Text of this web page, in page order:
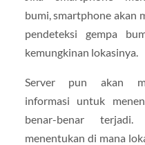
bumi, smartphone akan
pendeteksi gempa
kemungkinan lokasinya.
Server pun akan
informasi untuk
benar-benar
menentukan di mana